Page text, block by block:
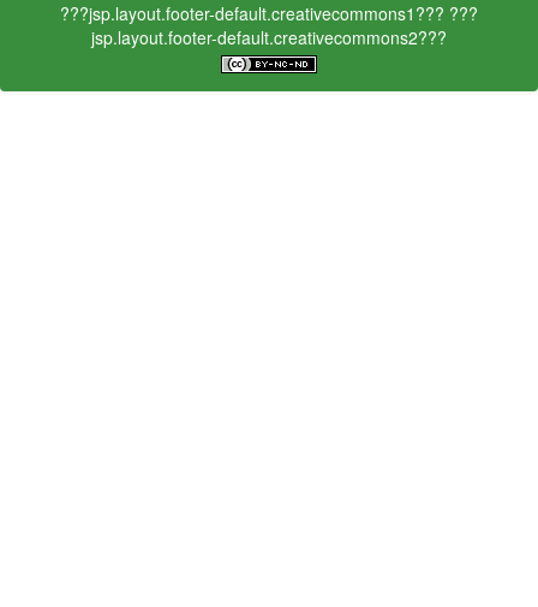
???jsp.layout.footer-default.creativecommons1??? ???
jsp.layout.footer-default.creativecommons2???